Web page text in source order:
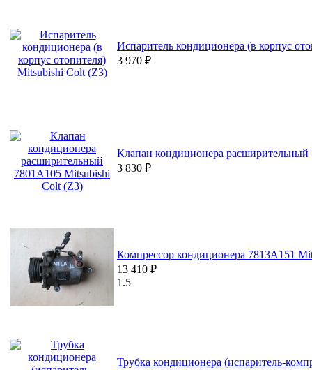
Испаритель кондиционера (в корпус
3 970 ₽
Клапан кондиционера
3 830 ₽
Компрессор кондиционера 7813A151
13 410 ₽
1.5
Трубка кондиционера (испаритель-